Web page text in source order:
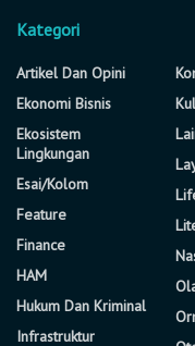
Kategori
Artikel Dan Opini
Ekonomi Bisnis
Ekosistem
Lingkungan
Esai/Kolom
Feature
Finance
HAM
Hukum Dan Kriminal
Infrastruktur